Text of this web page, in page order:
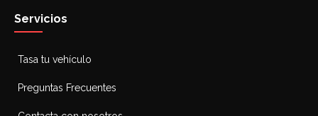
Servicios
Tasa tu vehículo
Preguntas Frecuentes